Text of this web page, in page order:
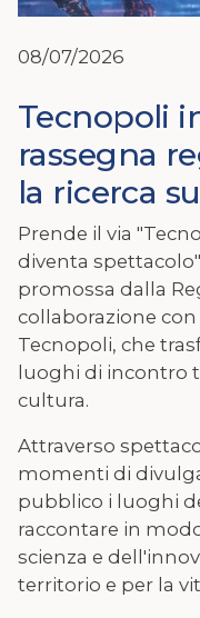
08/07/2026
Tecnopoli
rassegna
la ricerca
Prende il via
diventa
promossa dalla
collaborazione con
Tecnopoli, che
luoghi di incontro
cultura.
Attraverso
momenti di
pubblico i luoghi
raccontare in
scienza e
territorio e per la